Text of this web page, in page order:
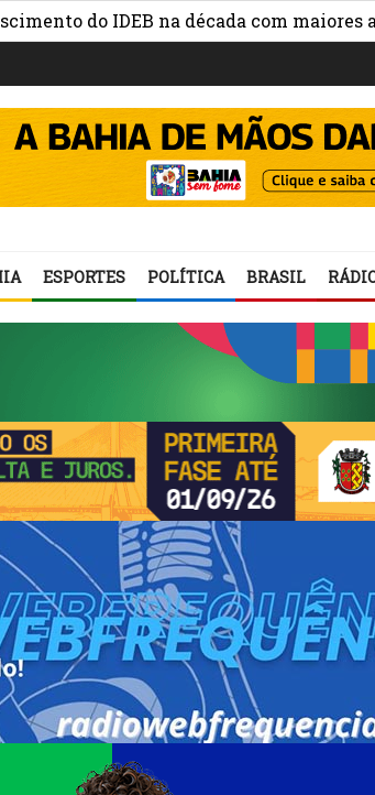
IDEB na década com maiores avanços
ESPORTES POLÍTICA BRASIL